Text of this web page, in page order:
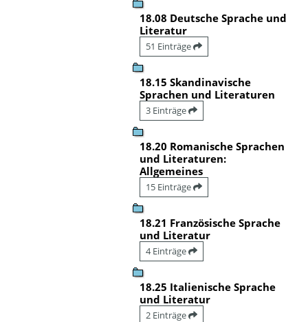
18.08 Deutsche Sprache und
Literatur
51 Einträge
18.15 Skandinavische
Sprachen und Literaturen
3 Einträge
18.20 Romanische Sprachen
und Literaturen:
Allgemeines
15 Einträge
18.21 Französische Sprache
und Literatur
4 Einträge
18.25 Italienische Sprache
und Literatur
2 Einträge